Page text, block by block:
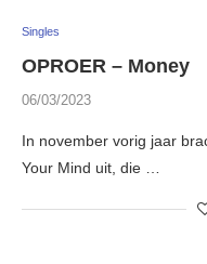
Singles
OPROER – Money
06/03/2023
In november vorig jaar
Your Mind uit, die …